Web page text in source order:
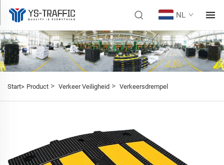
NL
Start> Product > Verkeer Veiligheid > Verkeersdrempel